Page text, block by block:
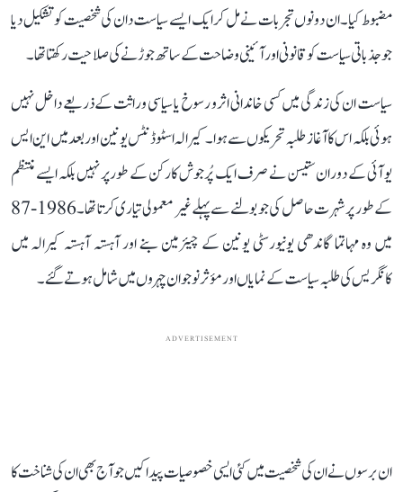
مضبوط کیا۔ ان دونوں تجربات نے مل کر ایک ایسے سیاست دان کی شخصیت کو تشکیل دیا
جو جذباتی سیاست کو قانونی اور آئینی وضاحت کے ساتھ جوڑنے کی صلاحیت رکھتا تھا۔
سیاست ان کی زندگی میں کسی خاندانی اثر و رسوخ یا سیاسی وراثت کے ذریعے داخل نہیں
ہوئی بلکہ اس کا آغاز طلبہ تحریکوں سے ہوا۔ کیرالہ اسٹوڈنٹس یونین اور بعد میں این ایس
یو آئی کے دوران ستیسن نے صرف ایک پُرجوش کارکن کے طور پر نہیں بلکہ ایسے منتظم
کے طور پر شہرت حاصل کی جو بولنے سے پہلے غیر معمولی تیاری کرتا تھا۔ 1986-87
میں وہ مہاتما گاندھی یونیورسٹی یونین کے چیئرمین بنے اور آہستہ آہستہ کیرالہ میں
کانگریس کی طلبہ سیاست کے نمایاں اور مؤثر نوجوان چہروں میں شامل ہوتے گئے۔
ADVERTISEMENT
ان برسوں نے ان کی شخصیت میں کئی ایسی خصوصیات پیدا کیں جو آج بھی ان کی شناخت کا